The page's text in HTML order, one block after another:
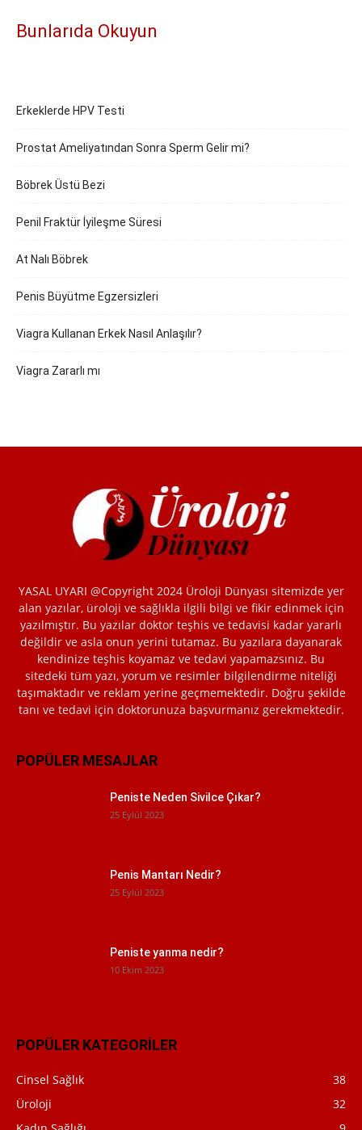
Bunlarıda Okuyun
Erkeklerde HPV Testi
Prostat Ameliyatından Sonra Sperm Gelir mi?
Böbrek Üstü Bezi
Penil Fraktür İyileşme Süresi
At Nalı Böbrek
Penis Büyütme Egzersizleri
Viagra Kullanan Erkek Nasıl Anlaşılır?
Viagra Zararlı mı
YASAL UYARI @Copyright 2024 Üroloji Dünyası sitemizde yer
alan yazılar, üroloji ve sağlıkla ilgili bilgi ve fikir edinmek için
yazılmıştır. Bu yazılar doktor teşhis ve tedavisi kadar yararlı
değildir ve asla onun yerini tutamaz. Bu yazılara dayanarak
kendinize teşhis koyamaz ve tedavi yapamazsınız. Bu
sitedeki tüm yazı, yorum ve resimler bilgilendirme niteliği
taşımaktadır ve reklam yerine geçmemektedir. Doğru şekilde
tanı ve tedavi için doktorunuza başvurmanız gerekmektedir.
POPÜLER MESAJLAR
Peniste Neden Sivilce Çıkar?
25 Eylül 2023
Penis Mantarı Nedir?
25 Eylül 2023
Peniste yanma nedir?
10 Ekim 2023
POPÜLER KATEGORİLER
Cinsel Sağlık
38
Üroloji
32